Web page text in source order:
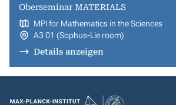
Oberseminar MATERIALS
MPI for Mathematics in the Sciences
A3 01 (Sophus-Lie room)
Details anzeigen